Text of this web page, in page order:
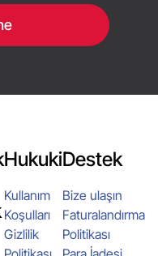
Hukuki
Kullanım
Koşulları
Gizlilik
Destek
Bize ulaşın
Faturalandırma
Politikası